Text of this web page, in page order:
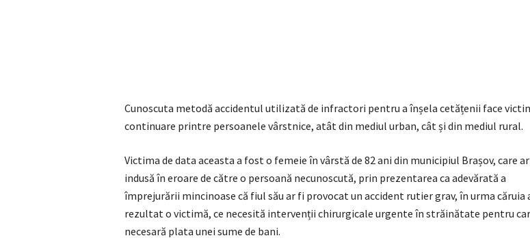
Cunoscuta metodă accidentul utilizată de infractori pentru a înșela cetățenii face
continuare printre persoanele vârstnice, atât din mediul urban, cât și din mediul rural.
Victima de data aceasta a fost o femeie în vârstă de 82 ani din municipiul Brașov, care
indusă în eroare de către o persoană necunoscută, prin prezentarea ca adevărată a
împrejurării mincinoase că fiul său ar fi provocat un accident rutier grav, în urma căruia
rezultat o victimă, ce necesită intervenții chirurgicale urgente în străinătate pentru
necesară plata unei sume de bani.